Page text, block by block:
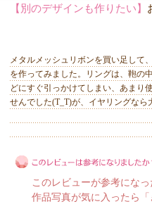
【別のデザインも作りたい】
メタルメッシュリボンを買い足して
を作ってみました。リングは、鞄の
どにすぐ引っかけてしまい、あまり
せんでした(T_T)が、イヤリングなら
このレビューが参考になっ
作品写真が気に入ったら